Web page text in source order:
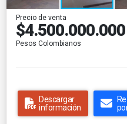
Precio de venta
$4.500.000.000
Pesos Colombianos
Descargar
información